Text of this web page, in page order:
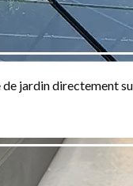
jardin directement